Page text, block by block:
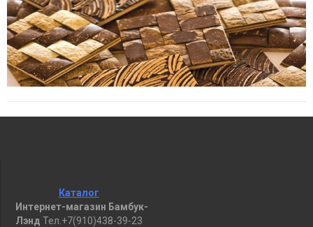
Каталог
Интернет-магазин Бамбук-
Лэнд Тел.+7(910)438-39-23